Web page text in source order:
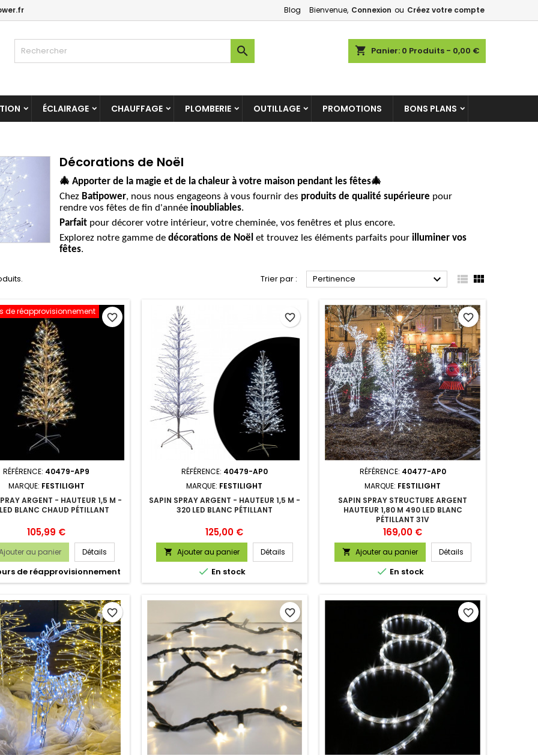
Bienvenue, Connexion ou Créez votre compte
Blog
shopping_cart Panier: 0 Produits - 0,00 €

ÉCLAIRAGE CHAUFFAGE PLOMBERIE OUTILLAGE PROMOTIONS BONS PLANS
Décorations de Noël
🎄 Apporter de la magie et de la chaleur à votre maison pendant les fêtes🎄
Chez Batipower, nous nous engageons à vous fournir des produits de qualité supérieure pour
rendre vos fêtes de fin d'année inoubliables.
Parfait pour décorer votre intérieur, votre cheminée, vos fenêtres et plus encore.
Explorez notre gamme de décorations de Noël et trouvez les éléments parfaits pour illuminer vos
fêtes.
Trier par : Pertinence   
de réapprovisionnement
RÉFÉRENCE: 40479-AP9
MARQUE: FESTILIGHT
ARGENT - HAUTEUR 1,5 M -
BLANC CHAUD PÉTILLANT
Prix
105,99 €
au panier Détails
de réapprovisionnement
favorite_border
RÉFÉRENCE: 40479-AP0
MARQUE: FESTILIGHT
SAPIN SPRAY ARGENT - HAUTEUR 1,5 M -
320 LED BLANC PÉTILLANT
Prix
125,00 €
 Ajouter au panier Détails
 En stock
favorite_border
RÉFÉRENCE: 40477-AP0
MARQUE: FESTILIGHT
SAPIN SPRAY STRUCTURE ARGENT
HAUTEUR 1,80 M 490 LED BLANC
PÉTILLANT 31V
Prix
169,00 €
 Ajouter au panier Détails
 En stock
favorite_border
favorite_border favorite_border favorite_border
listes d'envies
Créer une nouvelle liste
((cancelText)) ((modalDeleteText))
une liste d'envies
devez être connecté pour ajouter des produits à votre liste
Annuler Connexion